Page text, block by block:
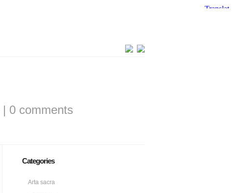
| 0 comments
Categories
Arta sacra